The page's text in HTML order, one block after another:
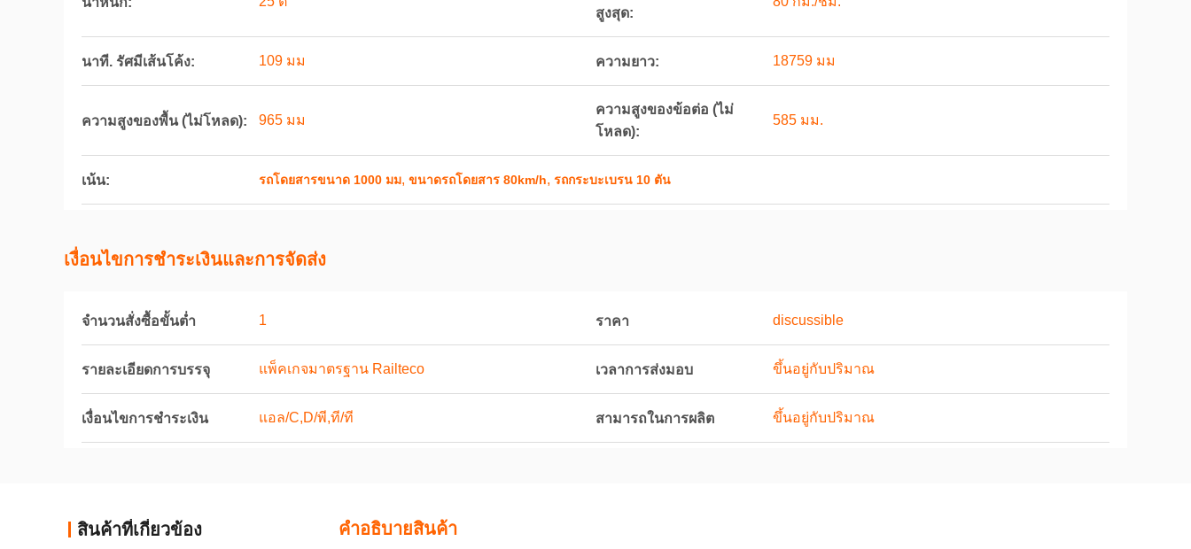
สูงสุด:
นาที. รัศมีเส้นโค้ง: 109 มม ความยาว: 18759 มม
ความสูงของพื้น (ไม่โหลด): 965 มม
ความสูงของข้อต่อ (ไม่
โหลด):
585 มม.
เน้น: รถโดยสารขนาด 1000 มม, ขนาดรถโดยสาร 80km/h, รถกระบะเบรน 10 ตัน
เงื่อนไขการชําระเงินและการจัดส่ง
จำนวนสั่งซื้อขั้นต่ำ 1 ราคา discussible
รายละเอียดการบรรจุ แพ็คเกจมาตรฐาน Railteco เวลาการส่งมอบ ขึ้นอยู่กับปริมาณ
เงื่อนไขการชำระเงิน แอล/C,D/พี,ที/ที สามารถในการผลิต ขึ้นอยู่กับปริมาณ
สินค้าที่เกี่ยวข้อง คําอธิบายสินค้า